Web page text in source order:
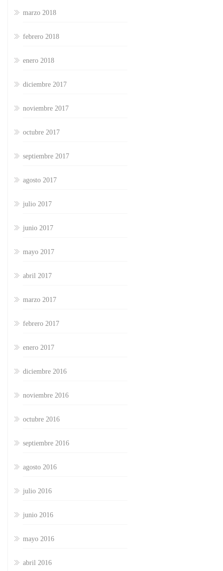
marzo 2018
febrero 2018
enero 2018
diciembre 2017
noviembre 2017
octubre 2017
septiembre 2017
agosto 2017
julio 2017
junio 2017
mayo 2017
abril 2017
marzo 2017
febrero 2017
enero 2017
diciembre 2016
noviembre 2016
octubre 2016
septiembre 2016
agosto 2016
julio 2016
junio 2016
mayo 2016
abril 2016